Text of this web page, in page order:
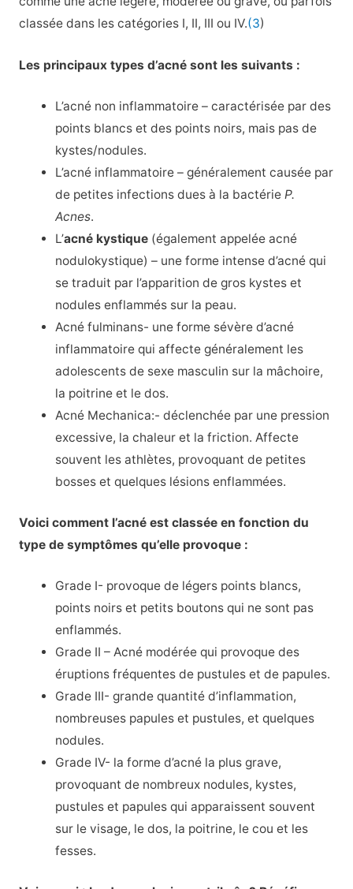
classée dans les catégories I, II, III ou IV.(3)
Les principaux types d’acné sont les suivants :
L’acné non inflammatoire – caractérisée par des
points blancs et des points noirs, mais pas de
kystes/nodules.
L’acné inflammatoire – généralement causée par
de petites infections dues à la bactérieP.
Acnes.
L’acné kystique (également appelée acné
nodulokystique) – une forme intense d’acné qui
se traduit par l’apparition de gros kystes et
nodules enflammés sur la peau.
Acné fulminans- une forme sévère d’acné
inflammatoire qui affecte généralement les
adolescents de sexe masculin sur la mâchoire,
la poitrine et le dos.
Acné Mechanica:- déclenchée par une pression
excessive, la chaleur et la friction. Affecte
souvent les athlètes, provoquant de petites
bosses et quelques lésions enflammées.
Voici comment l’acné est classée en fonction du
type de symptômes qu’elle provoque :
Grade I- provoque de légers points blancs,
points noirs et petits boutons qui ne sont pas
enflammés.
Grade II – Acné modérée qui provoque des
éruptions fréquentes de pustules et de papules.
Grade III- grande quantité d’inflammation,
nombreuses papules et pustules, et quelques
nodules.
Grade IV- la forme d’acné la plus grave,
provoquant de nombreux nodules, kystes,
pustules et papules qui apparaissent souvent
sur le visage, le dos, la poitrine, le cou et les
fesses.